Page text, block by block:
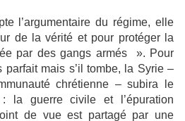
l’argumentaire du régime, elle
de la vérité et pour protéger la
par des gangs armés ». Pour
parfait mais s’il tombe, la Syrie –
chrétienne – subira le
la guerre civile et l’épuration
de vue est partagé par une